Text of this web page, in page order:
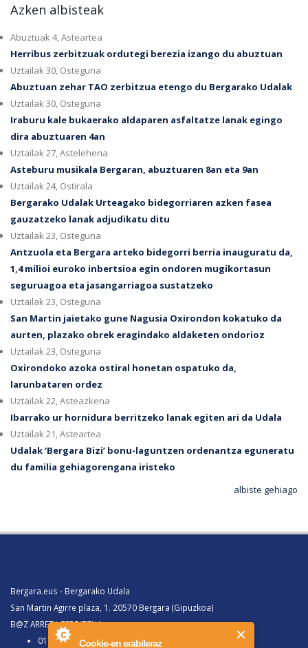
Cookie-en erabileraz
Azken albisteak
Abuztuak 4, Asteartea
Herribus zerbitzuak ordutegi berezia izango du abuztuan
Uztailak 30, Osteguna
Abuztuan zehar TAO zerbitzua etengo du Bergarako Udalak
Uztailak 30, Osteguna
Iraburu kale bukaerako aldaparen asfaltatze lanak egingo
dira abuztuaren 4an
Uztailak 27, Astelehena
Asteburu musikala Bergaran, abuztuaren 8an eta 9an
Uztailak 24, Ostirala
Bergarako Udalak Urteagako bidegorriaren azken fasea
gauzatzeko lanak adjudikatu ditu
Uztailak 23, Osteguna
Antzuola eta Bergara arteko bidegorri berria inauguratu da,
1,4 milioi euroko inbertsioa egin ondoren mugikortasun
seguruagoa eta jasangarriagoa sustatzeko
Uztailak 23, Osteguna
San Martin jaietako gune Nagusia Oxirondon kokatuko da
aurten, plazako obrek eragindako aldaketen ondorioz
Uztailak 23, Osteguna
Oxirondoko azoka ostiral honetan ospatuko da,
larunbataren ordez
Uztailak 22, Asteazkena
Ibarrako ur hornidura berritzeko lanak egiten ari da Udala
Uztailak 21, Asteartea
Udalak ‘Bergara Bizi’ bonu-laguntzen ordenantza eguneratu
du familia gehiagorengana iristeko
albiste gehiago
Bergara.eus - Bergarako Udala
San Martin Agirre plaza, 1. 20570 Bergara (Gipuzkoa)
B@Z ARRETA ZERBITZUA:
010, Bergaratik deituz gero